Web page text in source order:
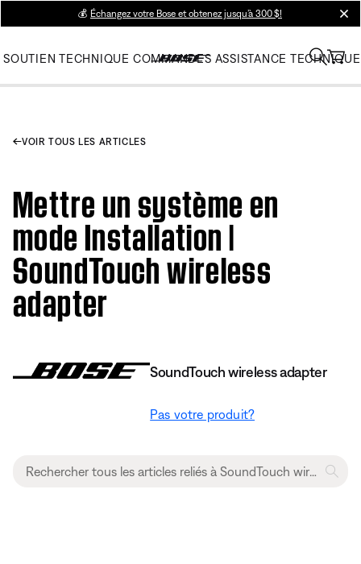
💰 Échangez votre Bose et obtenez jusqu’à 300 $!
SOUTIEN TECHNIQUE COMMANDES ASSISTANCE TECHNIQUE
VOIR TOUS LES ARTICLES
Mettre un système en
mode Installation |
SoundTouch wireless
adapter
SoundTouch wireless adapter
Pas votre produit?